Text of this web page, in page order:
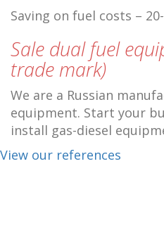
Saving on fuel costs –
Sale dual fuel
trade mark)
We are a Russian
equipment. Start your
install gas-diesel
View our references